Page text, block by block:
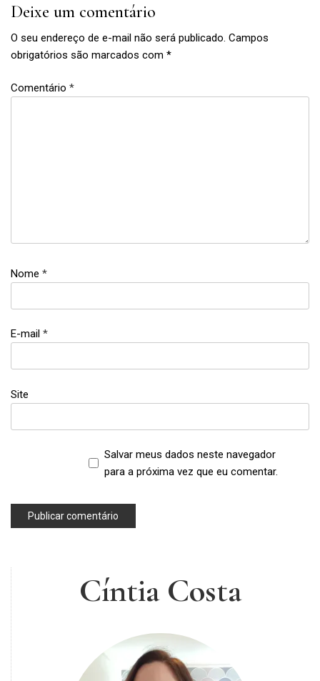
patê
de
patê
receita
receitas
sanduíche
,
,
Deixe um comentário
O seu endereço de e-mail não será publicado. Campos
obrigatórios são marcados com *
Comentário *
Nome *
E-mail *
Site
Salvar meus dados neste navegador
para a próxima vez que eu comentar.
Cíntia Costa